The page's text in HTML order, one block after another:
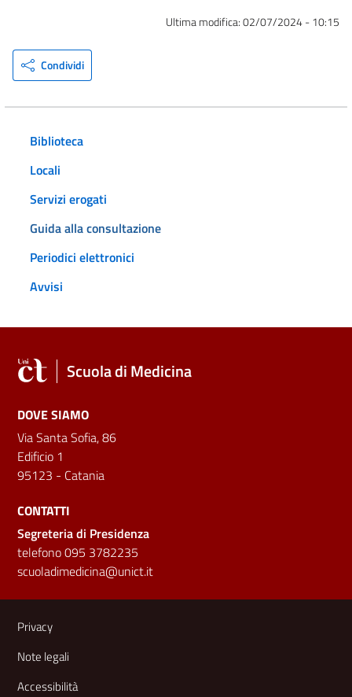
Ultima modifica:02/07/2024 - 10:15
Condividi
Biblioteca
Locali
Servizi erogati
Guida alla consultazione
Periodici elettronici
Avvisi
Scuola di Medicina
DOVE SIAMO
Via Santa Sofia, 86
Edificio 1
95123 - Catania
CONTATTI
Segreteria di Presidenza
telefono 095 3782235
scuoladimedicina@unict.it
Link e informazioni utili
Privacy
Note legali
Accessibilità